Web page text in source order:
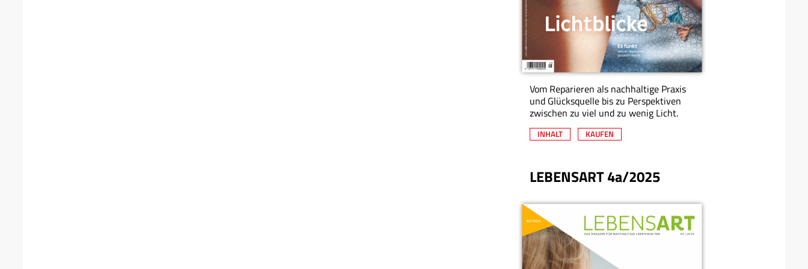
Vom Reparieren als nachhaltige Praxis
und Glücksquelle bis zu Perspektiven
zwischen zu viel und zu wenig Licht.
INHALT KAUFEN
LEBENSART 4a/2025